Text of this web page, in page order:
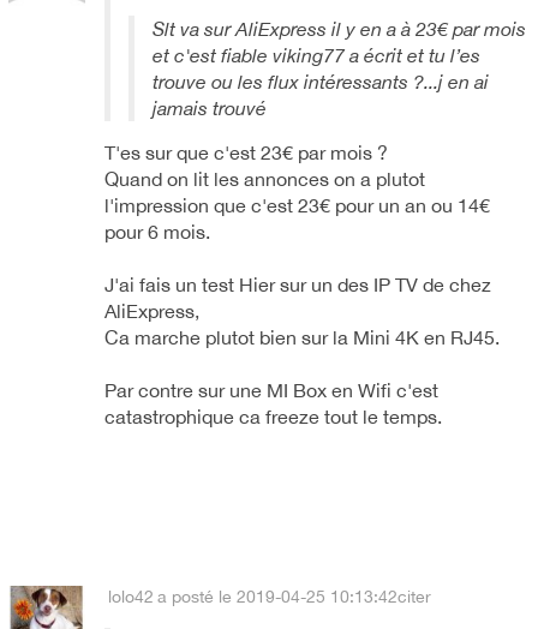
Slt va sur AliExpress il y en a à 23€ par mois
et c'est fiable viking77 a écrit et tu l’es
trouve ou les flux intéressants ?...j en ai
jamais trouvé
T'es sur que c'est 23€ par mois ?
Quand on lit les annonces on a plutot
l'impression que c'est 23€ pour un an ou 14€
pour 6 mois.
J'ai fais un test Hier sur un des IP TV de chez
AliExpress,
Ca marche plutot bien sur la Mini 4K en RJ45.
Par contre sur une MI Box en Wifi c'est
catastrophique ca freeze tout le temps.
lolo42 a posté le 2019-04-25 10:13:42citer